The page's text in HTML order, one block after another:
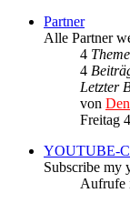
Partner
Alle Partner
4
4
Letzter
von
Freitag
YOUTUBE-
Subscribe my
Aufrufe